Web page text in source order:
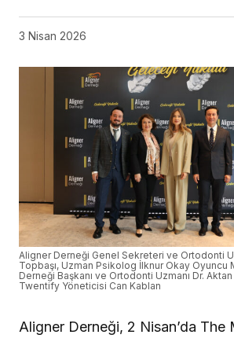
3 Nisan 2026
Aligner Derneği Genel Sekreteri ve Ortodonti
Topbaşı, Uzman Psikolog İlknur Okay Oyuncu
Derneği Başkanı ve Ortodonti Uzmanı Dr.
Twentify Yöneticisi Can Kablan
Aligner Derneği, 2 Nisan’da The